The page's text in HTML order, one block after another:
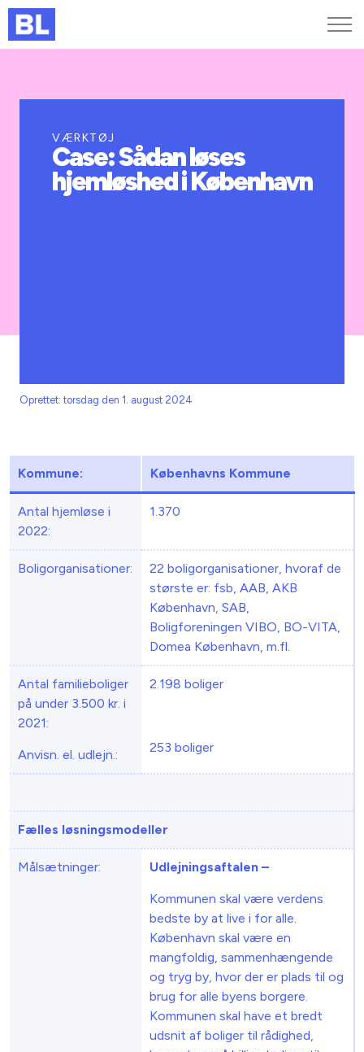
Kurser og arrangementer
Jobportalen
VÆRKTØJ
Case: Sådan løses
hjemløshed i København
Oprettet: torsdag den 1. august 2024
Kommune: Københavns Kommune
Antal hjemløse i
2022:
1.370
Boligorganisationer:
22 boligorganisationer, hvoraf de
største er: fsb, AAB, AKB
København, SAB,
Boligforeningen VIBO, BO-VITA,
Domea København, m.fl.
Antal familieboliger
på under 3.500 kr. i
2021:
Anvisn. el. udlejn.:
2.198 boliger
253 boliger
Fælles løsningsmodeller
Målsætninger: Udlejningsaftalen –
Kommunen skal være verdens
bedste by at live i for alle.
København skal være en
mangfoldig, sammenhængende
og tryg by, hvor der er plads til og
brug for alle byens borgere.
Kommunen skal have et bredt
udsnit af boliger til rådighed,